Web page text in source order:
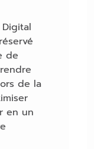
Digital
de
de la
en un